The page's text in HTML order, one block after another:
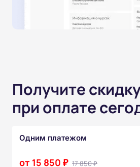
Получите
при оплате
Одним платежом
от 15 850 ₽ 17 850 ₽